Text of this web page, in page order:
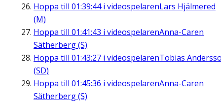
Hoppa till 01:39:44i videospelarenLars Hjälmered
(M)
Hoppa till 01:41:43 i videospelarenAnna-Caren
Sätherberg (S)
Hoppa till 01:43:27 i videospelarenTobias
(SD)
Hoppa till 01:45:36 i videospelarenAnna-Caren
Sätherberg (S)